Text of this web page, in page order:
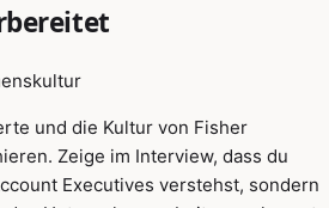
und die Kultur von Fisher
Zeige im Interview, dass du
Executives verstehst, sondern